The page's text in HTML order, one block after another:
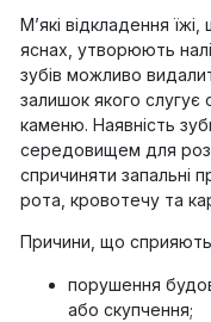
М’які відкладення
яснах, утворюють
зубів можливо
залишок якого
каменю. Наявність
середовищем для
спричиняти запальні
рота, кровотечу та
Причини, що
порушення
або скупчення;